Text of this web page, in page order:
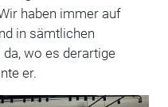
haben immer auf
in sämtlichen
wo es derartige
er.